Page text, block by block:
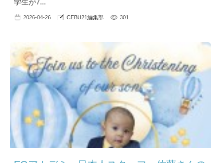
学生が7...
2026-04-26 CEBU21編集部 301